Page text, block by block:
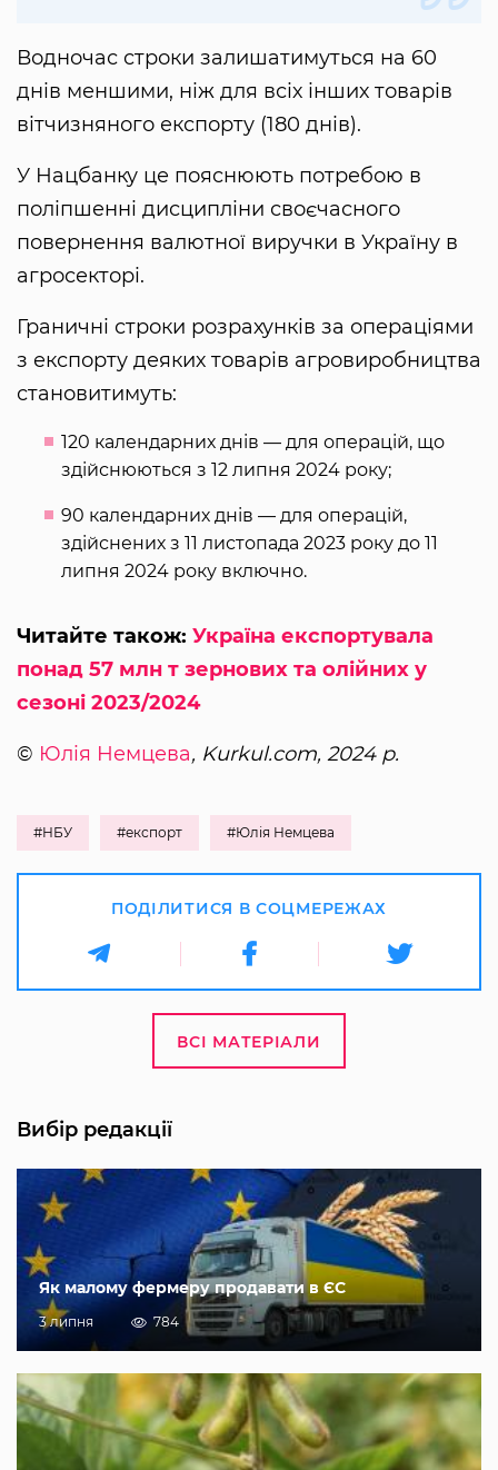
Водночас строки залишатимуться на 60
днів меншими, ніж для всіх інших товарів
вітчизняного експорту (180 днів).
У Нацбанку це пояснюють потребою в
поліпшенні дисципліни своєчасного
повернення валютної виручки в Україну в
агросекторі.
Граничні строки розрахунків за операціями
з експорту деяких товарів агровиробництва
становитимуть:
120 календарних днів — для операцій, що
здійснюються з 12 липня 2024 року;
90 календарних днів — для операцій,
здійснених з 11 листопада 2023 року до 11
липня 2024 року включно.
Читайте також: Україна експортувала
понад 57 млн т зернових та олійних у
сезоні 2023/2024
© Юлія Немцева, Kurkul.com, 2024 р.
#НБУ #експорт #Юлія Немцева
ПОДІЛИТИСЯ В СОЦМЕРЕЖАХ
ВСІ МАТЕРІАЛИ
Вибір редакції
Як малому фермеру продавати в ЄС
3 липня 784